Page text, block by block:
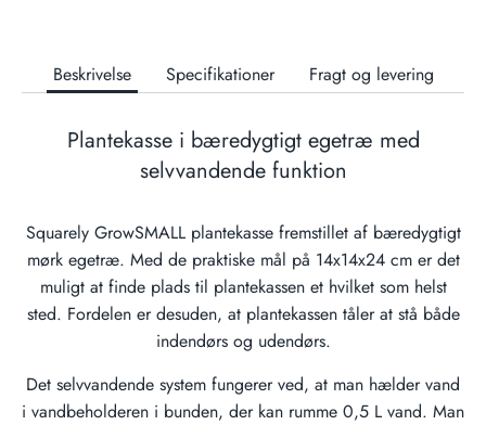
Beskrivelse Specifikationer Fragt og levering
Plantekasse i bæredygtigt egetræ med
selvvandende funktion
Squarely GrowSMALL plantekasse fremstillet af bæredygtigt
mørk egetræ. Med de praktiske mål på 14x14x24 cm er det
muligt at finde plads til plantekassen et hvilket som helst
sted. Fordelen er desuden, at plantekassen tåler at stå både
indendørs og udendørs.
Det selvvandende system fungerer ved, at man hælder vand
i vandbeholderen i bunden, der kan rumme 0,5 L vand. Man